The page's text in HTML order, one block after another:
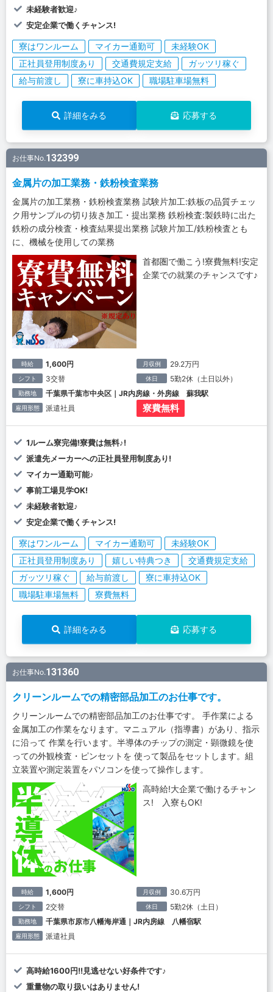
未経験者歓迎♪
安定企業で働くチャンス!
寮はワンルーム マイカー通勤可
未経験OK
正社員登用制度あり
交通費規定支給
ガッツリ稼ぐ
給与前渡し
寮に車持込OK 職場駐車場無料
詳細をみる 応募する
お仕事No.132399
金属片の加工業務・鉄粉検査業務
金属片の加工業務・鉄粉検査業務 試験片加工:鉄板の品質チェッ
ク用サンプルの切り抜き加工・提出業務 鉄粉検査:製鉄時に出た
鉄粉の成分検査・検査結果提出業務 試験片加工/鉄粉検査とも
に、機械を使用しての業務
首都圏で働こう!寮費無料!安定
企業での就業のチャンスです♪
時給 1,600円 月収例 29.2万円
シフト 3交替 休日 5勤2休（土日以外）
勤務地 千葉県千葉市中央区｜JR内房線・外房線 蘇我駅
雇用形態 派遣社員 寮費無料
1ルーム寮完備!寮費は無料♪!
派遣先メーカーへの正社員登用制度あり!
マイカー通勤可能♪
事前工場見学OK!
未経験者歓迎♪
安定企業で働くチャンス!
寮はワンルーム マイカー通勤可
未経験OK
正社員登用制度あり
嬉しい特典つき
交通費規定支給
ガッツリ稼ぐ
給与前渡し
寮に車持込OK
職場駐車場無料
寮費無料
詳細をみる 応募する
お仕事No.131360
クリーンルームでの精密部品加工のお仕事です。
クリーンルームでの精密部品加工のお仕事です。 手作業による
金属加工の作業をなります。マニュアル（指導書）があり、指示
に沿って 作業を行います。半導体のチップの測定・顕微鏡を使
っての外観検査・ピンセットを 使って製品をセットします。組
立装置や測定装置をパソコンを使って操作します。
高時給!大企業で働けるチャン
ス! 入寮もOK!
時給 1,600円 月収例 30.6万円
シフト 2交替 休日 5勤2休（土日）
勤務地 千葉県市原市八幡海岸通｜JR内房線 八幡宿駅
雇用形態 派遣社員
高時給1600円!!見逃せない好条件です♪
重量物の取り扱いはありません!